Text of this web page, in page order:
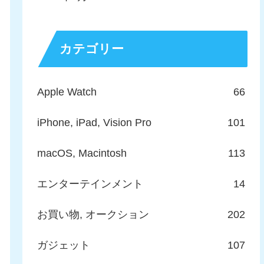
カテゴリー
Apple Watch 66
iPhone, iPad, Vision Pro 101
macOS, Macintosh 113
エンターテインメント 14
お買い物, オークション 202
ガジェット 107